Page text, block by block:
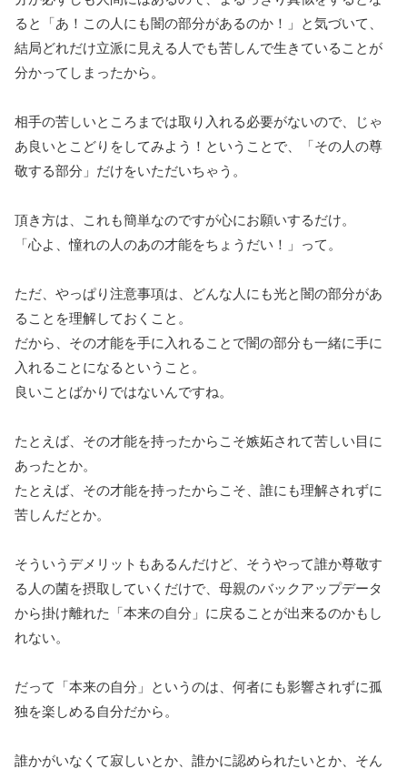
ると「あ！この人にも闇の部分があるのか！」と気づいて、
結局どれだけ立派に見える人でも苦しんで生きていることが
分かってしまったから。
相手の苦しいところまでは取り入れる必要がないので、じゃ
あ良いとこどりをしてみよう！ということで、「その人の尊
敬する部分」だけをいただいちゃう。
頂き方は、これも簡単なのですが心にお願いするだけ。
「心よ、憧れの人のあの才能をちょうだい！」って。
ただ、やっぱり注意事項は、どんな人にも光と闇の部分があ
ることを理解しておくこと。
だから、その才能を手に入れることで闇の部分も一緒に手に
入れることになるということ。
良いことばかりではないんですね。
たとえば、その才能を持ったからこそ嫉妬されて苦しい目に
あったとか。
たとえば、その才能を持ったからこそ、誰にも理解されずに
苦しんだとか。
そういうデメリットもあるんだけど、そうやって誰か尊敬す
る人の菌を摂取していくだけで、母親のバックアップデータ
から掛け離れた「本来の自分」に戻ることが出来るのかもし
れない。
だって「本来の自分」というのは、何者にも影響されずに孤
独を楽しめる自分だから。
誰かがいなくて寂しいとか、誰かに認められたいとか、そん